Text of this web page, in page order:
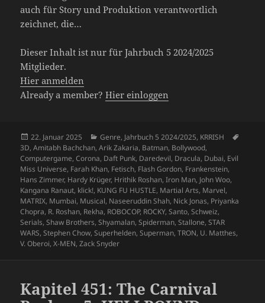
auch für Story und Produktion verantwortlich
zeichnet, die…
Dieser Inhalt ist nur für Jahrbuch 5 2024/2025
Mitglieder.
Hier anmelden
Already a member?Hier einloggen
Veröffentlicht
am
22. Januar 2025 Kategorien
Genre, Jahrbuch 5 2024/2025, KRRISH
3D,Amitabh Bachchan,Arik Zakaria, Batman, Bollywood,
Computergame,Corona, Daft Punk, Daredevil, Dracula, Dubai, Evil
Miss Universe, Farah Khan, Fetisch, Flash Gordon, Frankenstein,
Hans Zimmer, Hardy Krüger, Hrithik Roshan,Iron Man, John Woo,
Kangana Ranaut, klick!, KUNG FU HUSTLE, Martial Arts, Marvel,
MATRIX, Mumbai, Musical, Naseeruddin Shah, Nick Jonas, Priyanka
Chopra, R. Roshan, Rekha, ROBOCOP, ROCKY,Santo,Schweiz,
Serials,Shaw Brothers,Shyamalan,Spiderman,Stallone,STAR
WARS,Stephen Chow,Superhelden,Superman,TRON, U. Matthes,
V. Oberoi,X-MEN,Zack Snyder
Kapitel 451: The Carnival